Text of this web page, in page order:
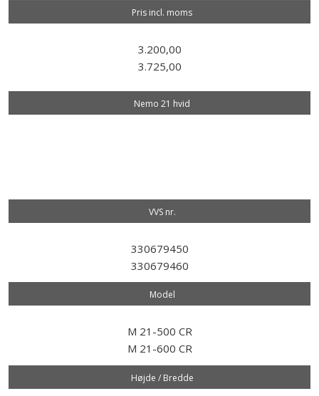
Pris incl. moms
3.200,00
3.725,00
Nemo 21 hvid
VVS nr.​
330679450
330679460
Model​
M 21-500 CR
M 21-600 CR
Højde / Bredde